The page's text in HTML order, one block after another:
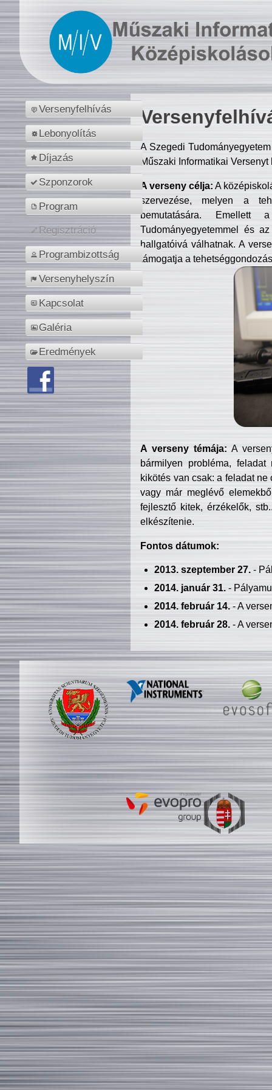
Versenyfelhívás
Lebonyolítás
Díjazás
Szponzorok
Program
Regisztráció
Programbizottság
Versenyhelyszín
Kapcsolat
Galéria
Eredmények
A Szegedi
Műszaki Informatikai
A verseny célja: A
szervezése, melyen a
bemutatására. Emellett
Tudományegyetemmel és
hallgatóivá válhatnak. A
támogatja a
A verseny témája: A
bármilyen probléma, feladat
kikötés van csak: a feladat
vagy már meglévő
fejlesztő kitek, érzékelők,
elkészítenie.
Fontos dátumok:
2013. szeptember 27.-
2014. január 31.-
2014. február 14.- A
2014. február 28.- A